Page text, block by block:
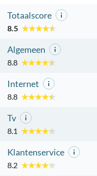
Totaalscore
8.5
Algemeen
8.8
Internet
8.8
Tv
8.1
Klantenservice
8.2